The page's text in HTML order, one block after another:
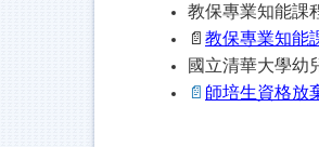
教保專業知能課
📄 教保專業知能
國立清華大學幼
📄 師培生資格放